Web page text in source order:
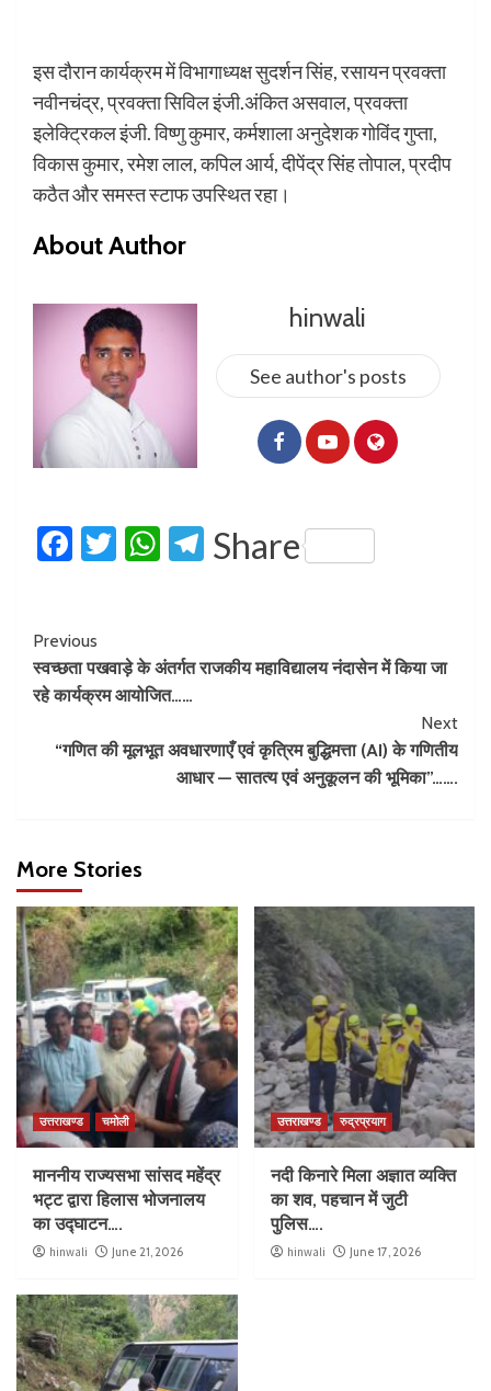
इस दौरान कार्यक्रम में विभागाध्यक्ष सुदर्शन सिंह, रसायन प्रवक्ता
नवीनचंद्र, प्रवक्ता सिविल इंजी.अंकित असवाल, प्रवक्ता
इलेक्ट्रिकल इंजी. विष्णु कुमार, कर्मशाला अनुदेशक गोविंद गुप्ता,
विकास कुमार, रमेश लाल, कपिल आर्य, दीपेंद्र सिंह तोपाल, प्रदीप
कठैत और समस्त स्टाफ उपस्थित रहा।
About Author
hinwali
See author's posts
Facebook
Twitter
WhatsApp
Telegram
Share
Previous
स्वच्छता पखवाड़े के अंतर्गत राजकीय महाविद्यालय नंदासेन में किया जा
रहे कार्यक्रम आयोजित……
Next
“गणित की मूलभूत अवधारणाएँ एवं कृत्रिम बुद्धिमत्ता (AI) के गणितीय
आधार — सातत्य एवं अनुकूलन की भूमिका”…….
More Stories
उत्तराखण्ड चमोली
माननीय राज्यसभा सांसद महेंद्र
भट्ट द्वारा हिलास भोजनालय
का उद्घाटन….
hinwali June 21, 2026
उत्तराखण्ड रुद्रप्रयाग
नदी किनारे मिला अज्ञात व्यक्ति
का शव, पहचान में जुटी
पुलिस….
hinwali June 17, 2026